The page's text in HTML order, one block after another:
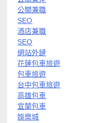
公關兼職
SEO
酒店兼職
SEO
網站外鏈
花蓮包車旅遊
包車旅遊
台中包車旅遊
高雄包車
宜蘭包車
娛樂城